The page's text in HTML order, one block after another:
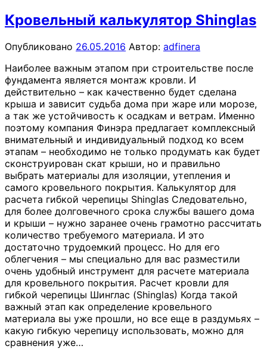
Кровельный калькулятор Shinglas
Опубликовано 26.05.2016 Автор: adfinera
Наиболее важным этапом при строительстве после
фундамента является монтаж кровли. И
действительно – как качественно будет сделана
крыша и зависит судьба дома при жаре или морозе,
а так же устойчивость к осадкам и ветрам. Именно
поэтому компания Финэра предлагает комплексный
внимательный и индивидуальный подход ко всем
этапам – необходимо не только продумать как будет
сконструирован скат крыши, но и правильно
выбрать материалы для изоляции, утепления и
самого кровельного покрытия. Калькулятор для
расчета гибкой черепицы Shinglas Следовательно,
для более долговечного срока службы вашего дома
и крыши – нужно заранее очень грамотно рассчитать
количество требуемого материала. И это
достаточно трудоемкий процесс. Но для его
облегчения – мы специально для вас разместили
очень удобный инструмент для расчете материала
для кровельного покрытия. Расчет кровли для
гибкой черепицы Шинглас (Shinglas) Когда такой
важный этап как определение кровельного
материала вы уже прошли, но все еще в раздумьях –
какую гибкую черепицу использовать, можно для
сравнения уже…